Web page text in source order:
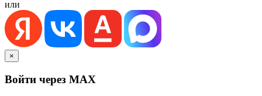
или
×
Войти через MAX